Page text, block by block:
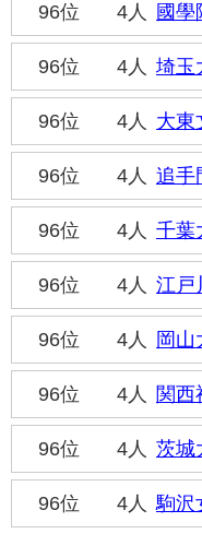
96位 4人 國學
96位 4人 埼玉
96位 4人 大東
96位 4人 追手
96位 4人 千葉
96位 4人 江戸
96位 4人 岡山
96位 4人 関西
96位 4人 茨城
96位 4人 駒沢